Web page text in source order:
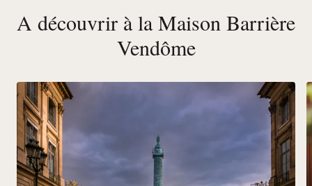
A découvrir à la Maison Barrière
Vendôme